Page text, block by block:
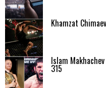
Khamzat
Islam
315